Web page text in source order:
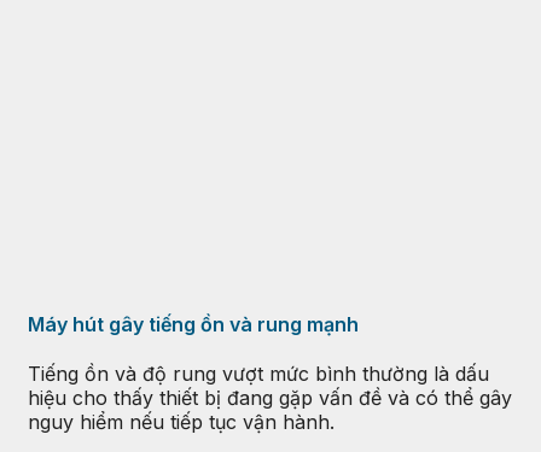
Máy hút gây tiếng ồn và rung mạnh
Tiếng ồn và độ rung vượt mức bình thường là dấu
hiệu cho thấy thiết bị đang gặp vấn đề và có thể gây
nguy hiểm nếu tiếp tục vận hành.